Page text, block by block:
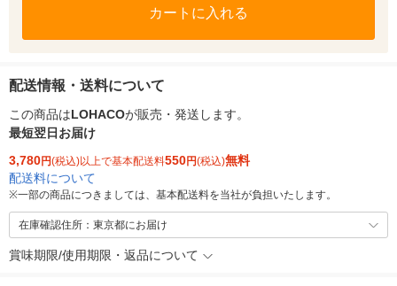
カートに入れる
配送情報・送料について
この商品はLOHACOが販売・発送します。
最短翌日お届け
3,780円(税込)以上で基本配送料550円(税込)無料
配送料について
※一部の商品につきましては、基本配送料を当社が負担いたします。
在庫確認住所：東京都にお届け
賞味期限/使用期限・返品について